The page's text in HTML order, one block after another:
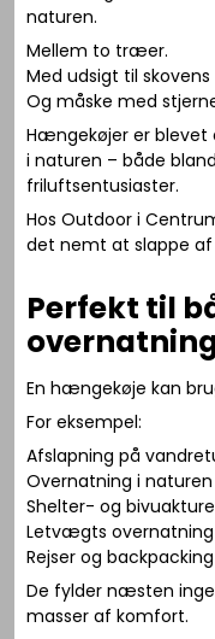
naturen.
Mellem to træer.
Med udsigt til
Og måske med
Hængekøjer er
i naturen – både
friluftsentusiaster.
Hos Outdoor i
det nemt at slappe
Perfekt til
En hængekøje kan
For eksempel:
Afslapning på
Overnatning i naturen
Shelter- og bivuakture
Letvægts overnatning
Rejser og backpacking
De fylder næsten
masser af komfort.